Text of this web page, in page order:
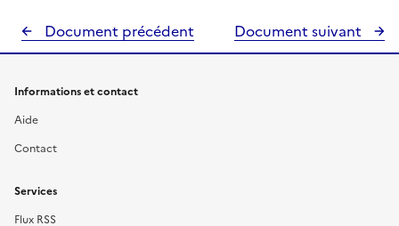
Document précédent Document suivant
Informations et contact
Aide
Contact
Services
Flux RSS